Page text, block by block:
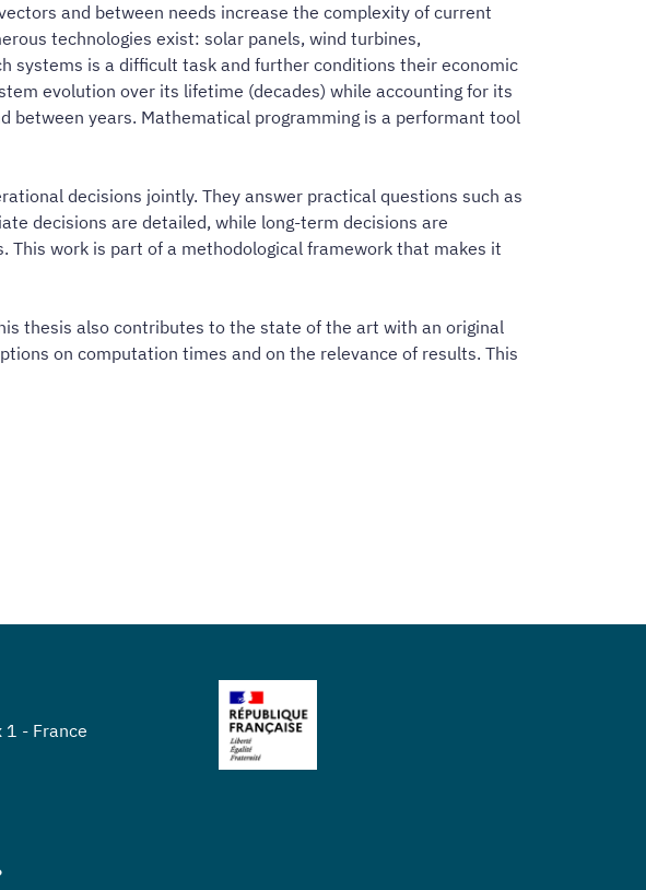
and between needs increase the complexity of current
technologies exist: solar panels, wind turbines,
systems is a difficult task and further conditions their economic
evolution over its lifetime (decades) while accounting for its
between years. Mathematical programming is a performant tool
decisions jointly. They answer practical questions such as
decisions are detailed, while long-term decisions are
work is part of a methodological framework that makes it
thesis also contributes to the state of the art with an original
on computation times and on the relevance of results. This
1 - France